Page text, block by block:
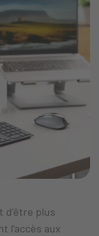
plus
l’accès aux